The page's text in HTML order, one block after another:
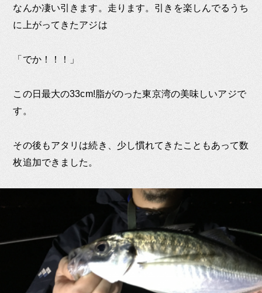
なんか凄い引きます。走ります。引きを楽しんでるうち
に上がってきたアジは
「でか！！！」
この日最大の33cm!脂がのった東京湾の美味しいアジで
す。
その後もアタリは続き、少し慣れてきたこともあって数
枚追加できました。